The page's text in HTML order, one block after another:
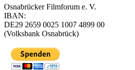
Osnabrücker Filmforum e. V.
IBAN:
DE29 2659 0025 1007 4899 00
(Volksbank Osnabrück)